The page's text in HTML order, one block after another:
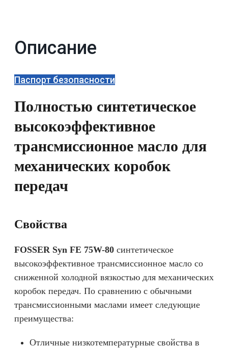
Описание
Паспорт безопасности
Полностью синтетическое
высокоэффективное
трансмиссионное масло для
механических коробок
передач
Cвойства
FOSSER Syn FE 75W-80 синтетическое
высокоэффективное трансмиссионное масло со
сниженной холодной вязкостью для механических
коробок передач. По сравнению с обычными
трансмиссионными маслами имеет следующие
преимущества:
Отличные низкотемпературные свойства в